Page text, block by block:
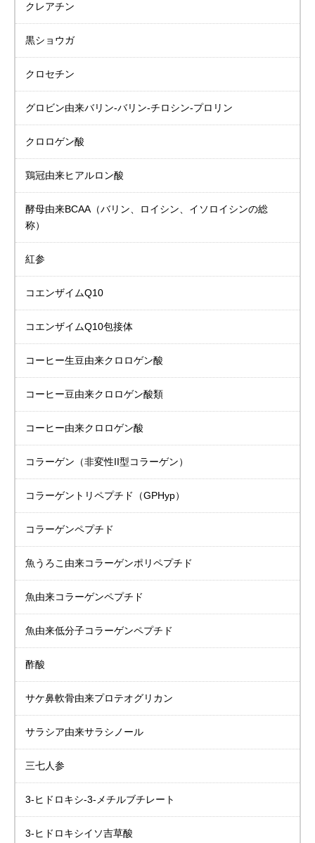
クレアチン
黒ショウガ
クロセチン
グロビン由来バリン-バリン-チロシン-プロリン
クロロゲン酸
鶏冠由来ヒアルロン酸
酵母由来BCAA（バリン、ロイシン、イソロイシンの総
称）
紅参
コエンザイムQ10
コエンザイムQ10包接体
コーヒー生豆由来クロロゲン酸
コーヒー豆由来クロロゲン酸類
コーヒー由来クロロゲン酸
コラーゲン （非変性II型コラーゲン）
コラーゲントリペプチド （GPHyp）
コラーゲンペプチド
魚うろこ由来コラーゲンポリペプチド
魚由来コラーゲンペプチド
魚由来低分子コラーゲンペプチド
酢酸
サケ鼻軟骨由来プロテオグリカン
サラシア由来サラシノール
三七人参
3-ヒドロキシ-3-メチルブチレート
3-ヒドロキシイソ吉草酸